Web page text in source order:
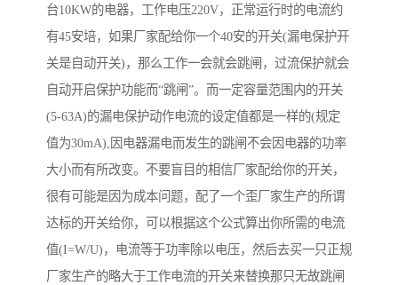
台10KW的电器，工作电压220V，正常运行时的电流约
有45安培，如果厂家配给你一个40安的开关(漏电保护开
关是自动开关)，那么工作一会就会跳闸，过流保护就会
自动开启保护功能而“跳闸”。而一定容量范围内的开关
(5-63A)的漏电保护动作电流的设定值都是一样的(规定
值为30mA),因电器漏电而发生的跳闸不会因电器的功率
大小而有所改变。不要盲目的相信厂家配给你的开关，
很有可能是因为成本问题，配了一个歪厂家生产的所谓
达标的开关给你，可以根据这个公式算出你所需的电流
值(I=W/U)，电流等于功率除以电压，然后去买一只正规
厂家生产的略大于工作电流的开关来替换那只无故跳闸